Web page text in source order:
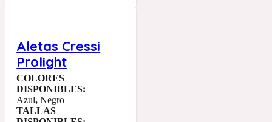
Aletas Cressi
Prolight
COLORES
DISPONIBLES:
Azul,Negro
TALLAS